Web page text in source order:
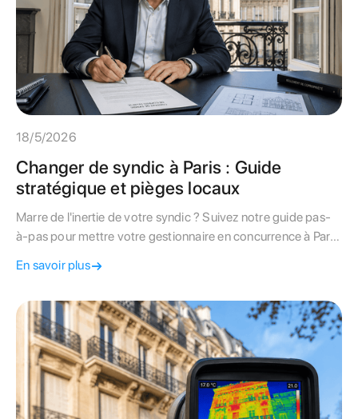
18/5/2026
Changer de syndic à Paris : Guide
stratégique et pièges locaux
Marre de l'inertie de votre syndic ? Suivez notre guide pas-
à-pas pour mettre votre gestionnaire en concurrence à Paris
En savoir plus